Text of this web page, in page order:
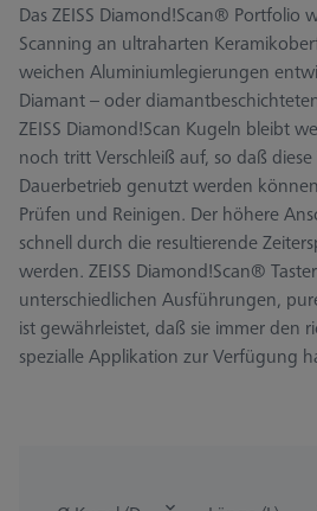
Das ZEISS Diamond!Scan® Portfolio
Scanning an ultraharten
weichen Aluminiumlegierungen
Diamant – oder
ZEISS Diamond!Scan Kugeln bleibt
noch tritt Verschleiß auf, so daß diese
Dauerbetrieb genutzt werden
Prüfen und Reinigen. Der höhere
schnell durch die resultierende
werden. ZEISS Diamond!Scan®
unterschiedlichen Ausführungen,
ist gewährleistet, daß sie immer den
spezialle Applikation zur Verfügung